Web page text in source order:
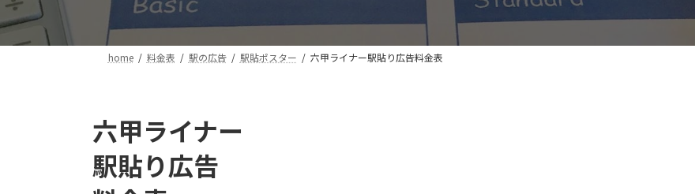
home 料金表 駅の広告 駅貼ポスター 六甲ライナー駅貼り広告料金表
六甲ライナー
駅貼り広告